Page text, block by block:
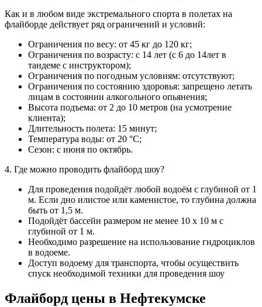
Как и в любом виде экстремального спорта в полетах на
флайборде действует ряд ограничений и условий:
Ограничения по весу: от 45 кг до 120 кг;
Ограничения по возрасту: с 14 лет (с 6 до 14лет в
тандеме с инструктором);
Ограничения по погодным условиям: отсутствуют;
Ограничения по состоянию здоровья: запрещено летать
лицам в состоянии алкогольного опьянения;
Высота подъема: от 2 до 10 метров (на усмотрение
клиента);
Длительность полета: 15 минут;
Температура воды: от 20 °С;
Сезон: с июня по октябрь.
4. Где можно проводить флайборд шоу?
Для проведения подойдёт любой водоём с глубиной от 1
м. Если дно илистое или каменистое, то глубина должна
быть от 1,5 м.
Подойдёт бассейн размером не менее 10 х 10 м с
глубиной от 1 м.
Необходимо разрешение на использование гидроциклов
в водоеме.
Доступ водоему для транспорта, чтобы осуществить
спуск необходимой техники для проведения шоу
Флайборд цены в Нефтекумске